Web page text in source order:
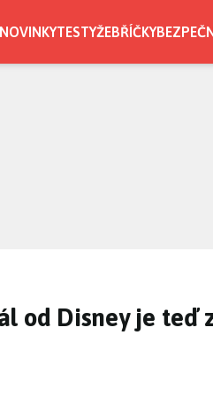
NOVINKYTESTYŽEBŘÍČKY
od Disney je teď